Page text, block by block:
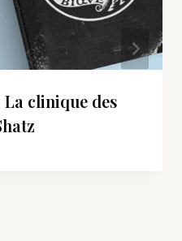
clinique des